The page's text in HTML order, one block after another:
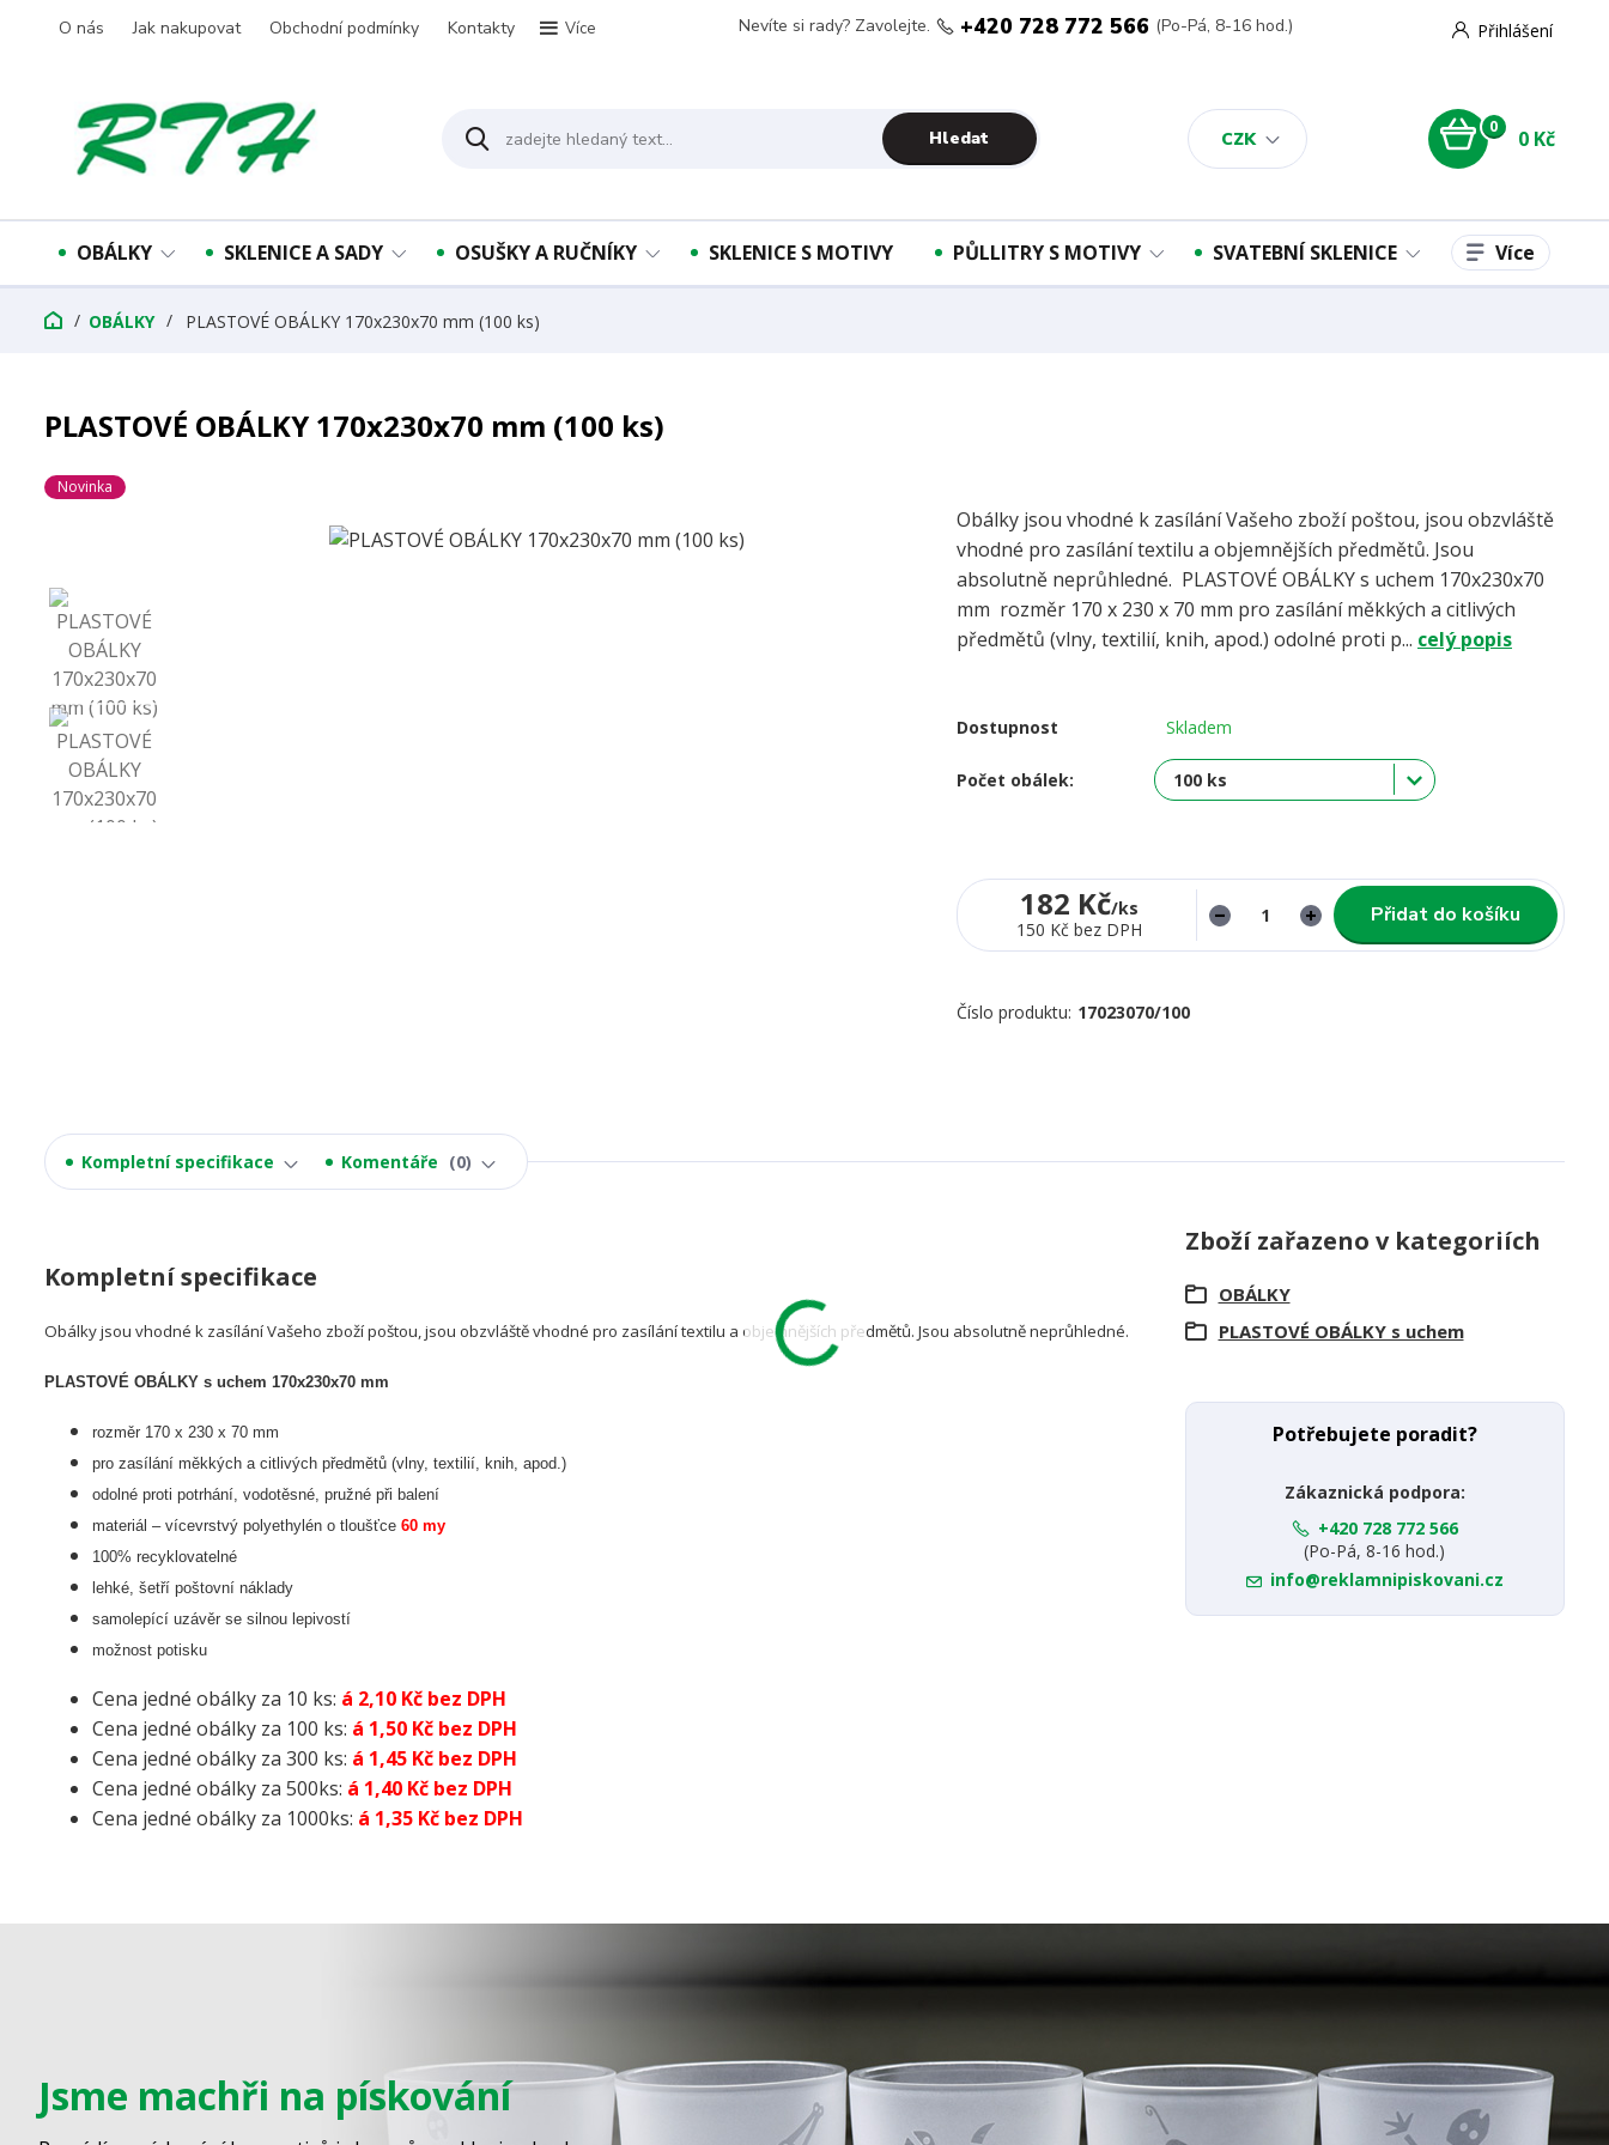
O nás Jak nakupovat Obchodní podmínky Kontakty Více
CZK
Přihlášení
Hledat
Nevíte si rady? Zavolejte. +420 728 772 566 (Po-Pá, 8-16 hod.)
0 0 Kč
OBÁLKY SKLENICE A SADY OSUŠKY A RUČNÍKY SKLENICE S MOTIVY PŮLLITRY S MOTIVY SVATEBNÍ SKLENICE Více
OBÁLKY PLASTOVÉ OBÁLKY 170x230x70 mm (100 ks)
PLASTOVÉ OBÁLKY 170x230x70 mm (100 ks)
Novinka
Obálky jsou vhodné k zasílání Vašeho zboží poštou, jsou obzvláště
vhodné pro zasílání textilu a objemnějších předmětů. Jsou
absolutně neprůhledné. PLASTOVÉ OBÁLKY s uchem 170x230x70
mm rozměr 170 x 230 x 70 mm pro zasílání měkkých a citlivých
předmětů (vlny, textilií, knih, apod.) odolné proti p... celý popis
Dostupnost Skladem
Počet obálek:
182 Kč/ks
150 Kč bez DPH
Přidat do košíku
Číslo produktu: 17023070/100
Kompletní specifikace Komentáře 0
Kompletní specifikace
Obálky jsou vhodné k zasílání Vašeho zboží poštou, jsou obzvláště vhodné pro zasílání textilu a objemnějších předmětů. Jsou absolutně neprůhledné.
PLASTOVÉ OBÁLKY s uchem 170x230x70 mm
rozměr 170 x 230 x 70 mm
pro zasílání měkkých a citlivých předmětů (vlny, textilií, knih, apod.)
odolné proti potrhání, vodotěsné, pružné při balení
materiál – vícevrstvý polyethylén o tloušťce 60 my
100% recyklovatelné
lehké, šetří poštovní náklady
samolepící uzávěr se silnou lepivostí
možnost potisku
Cena jedné obálky za 10 ks: á 2,10 Kč bez DPH
Cena jedné obálky za 100 ks: á 1,50 Kč bez DPH
Cena jedné obálky za 300 ks: á 1,45 Kč bez DPH
Cena jedné obálky za 500ks: á 1,40 Kč bez DPH
Cena jedné obálky za 1000ks: á 1,35 Kč bez DPH
Zboží zařazeno v kategoriích
OBÁLKY
PLASTOVÉ OBÁLKY s uchem
Potřebujete poradit?
Zákaznická podpora:
+420 728 772 566
(Po-Pá, 8-16 hod.)
info@reklamnipiskovani.cz
Jsme machři na pískování